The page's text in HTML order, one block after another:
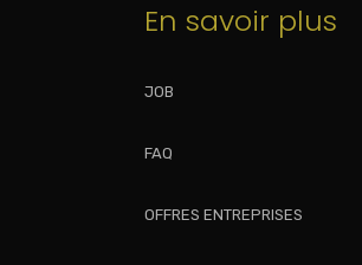
En savoir plus
JOB
FAQ
OFFRES ENTREPRISES